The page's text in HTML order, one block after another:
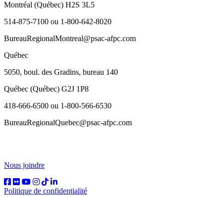
Montréal (Québec) H2S 3L5
514-875-7100 ou 1-800-642-8020
BureauRegionalMontreal@psac-afpc.com
Québec
5050, boul. des Gradins, bureau 140
Québec (Québec) G2J 1P8
418-666-6500 ou 1-800-566-6530
BureauRegionalQuebec@psac-afpc.com
Nous joindre
Politique de confidentialité